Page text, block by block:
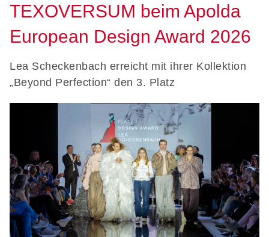
TEXOVERSUM beim Apolda
European Design Award 2026
Lea Scheckenbach erreicht mit ihrer Kollektion
„Beyond Perfection“ den 3. Platz